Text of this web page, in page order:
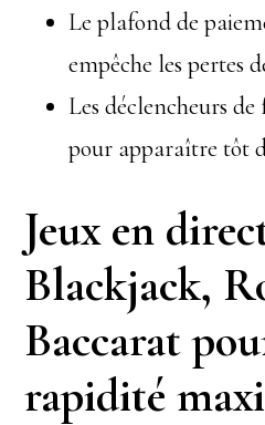
Le plafond de
empêche les pertes
Les déclencheurs
pour apparaître tôt
Jeux en
Blackjack,
Baccarat
rapidité